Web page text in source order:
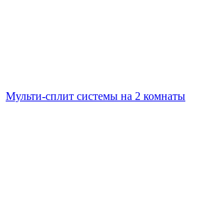
Мульти-сплит системы на 2 комнаты